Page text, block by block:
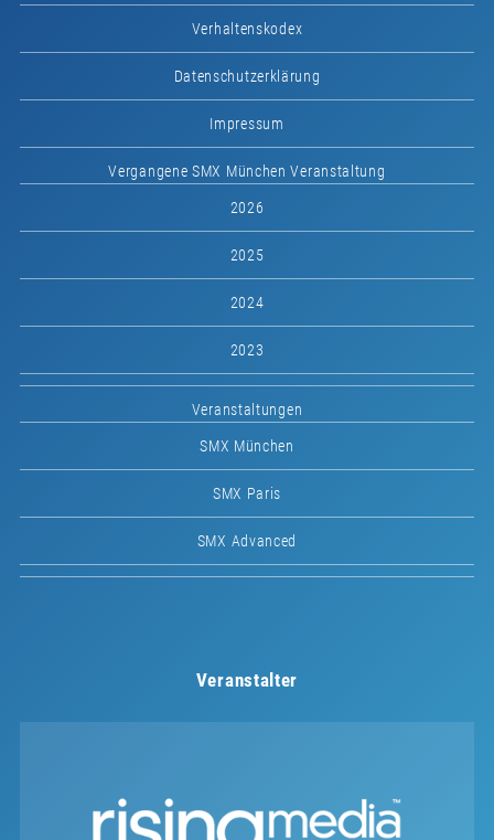
Verhaltenskodex
Datenschutzerklärung
Impressum
Vergangene SMX München Veranstaltung
2026
2025
2024
2023
Veranstaltungen
SMX München
SMX Paris
SMX Advanced
Veranstalter